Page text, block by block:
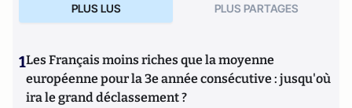
PLUS LUS PLUS PARTAGES
1Les Français moins riches que la moyenne
européenne pour la 3e année consécutive : jusqu'où
ira le grand déclassement ?